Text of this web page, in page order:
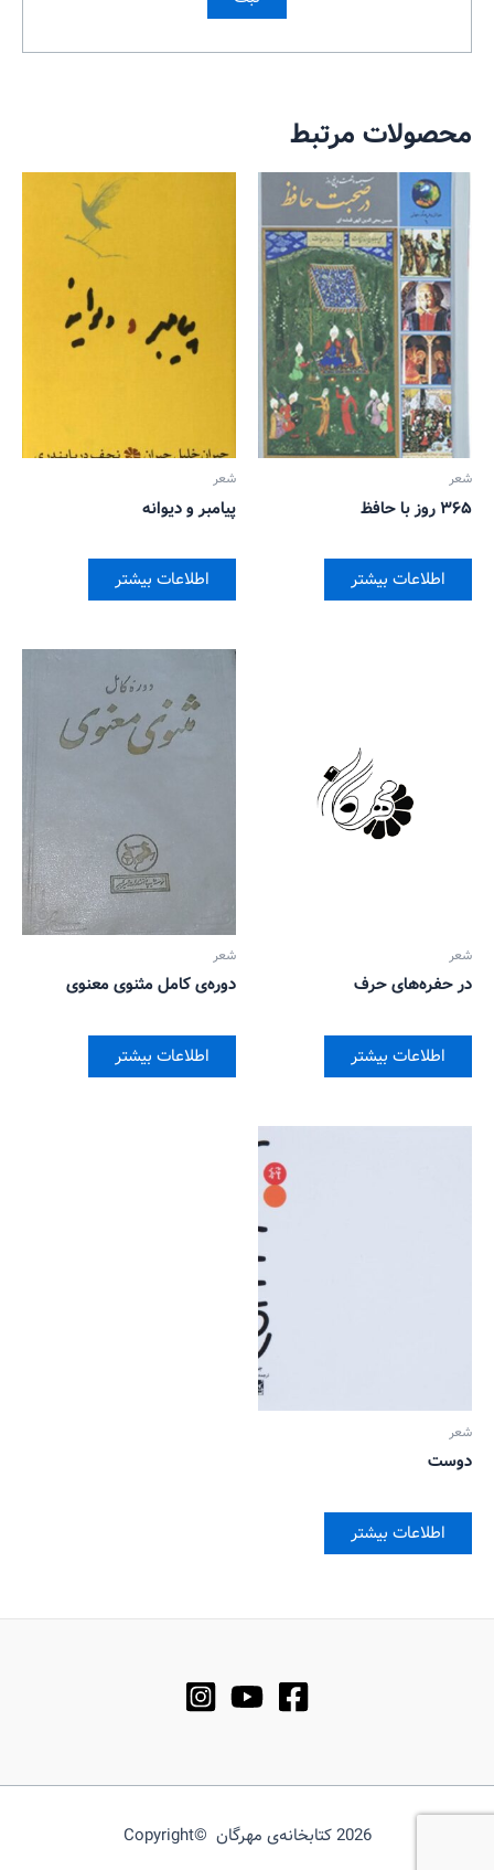
محصولات مرتبط
شعر
۳۶۵ روز با حافظ
اطلاعات بیشتر
شعر
پیامبر و دیوانه
اطلاعات بیشتر
شعر
در حفره‌های حرف
اطلاعات بیشتر
شعر
دوره‌ی کامل مثنوی معنوی
اطلاعات بیشتر
شعر
دوست
اطلاعات بیشتر
2026 کتابخانه‌ی مهرگان ©Copyright